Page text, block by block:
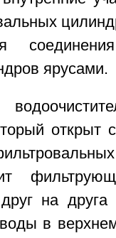
ярусами.
открыт
на друга
в